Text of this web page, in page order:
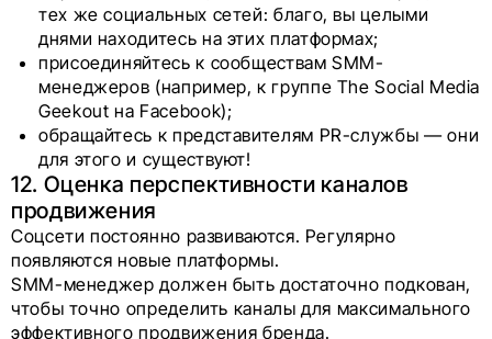
тех же социальных сетей: благо, вы целыми
днями находитесь на этих платформах;
присоединяйтесь к сообществам SMM-
менеджеров (например, к группе The Social Media
Geekout на Facebook);
обращайтесь к представителям PR-службы — они
для этого и существуют!
12. Оценка перспективности каналов
продвижения
Соцсети постоянно развиваются. Регулярно
появляются новые платформы.
SMM-менеджер должен быть достаточно подкован,
чтобы точно определить каналы для максимального
эффективного продвижения бренда.